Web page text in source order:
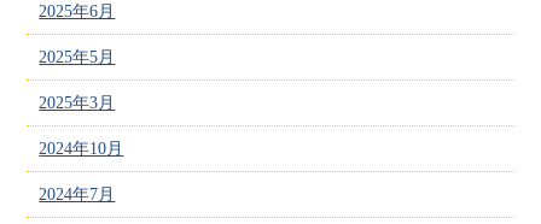
2025年6月
2025年5月
2025年3月
2024年10月
2024年7月